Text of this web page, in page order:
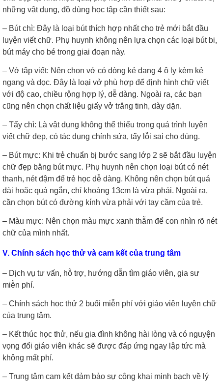
những vật dụng, đồ dùng học tập cần thiết sau:
– Bút chì: Đây là loại bút thích hợp nhất cho trẻ mới bắt đầu
luyện viết chữ. Phụ huynh không nên lựa chọn các loại bút bi,
bút máy cho bé trong giai đoạn này.
– Vở tập viết: Nên chọn vở có dòng kẻ dạng 4 ô ly kèm kẻ
ngang và dọc. Đây là loại vở phù hợp để định hình chữ viết
với độ cao, chiều rộng hợp lý, dễ dàng. Ngoài ra, các bạn
cũng nên chọn chất liệu giấy vở trắng tinh, dày dặn.
– Tẩy chì: Là vật dụng không thể thiếu trong quá trình luyện
viết chữ đẹp, có tác dụng chỉnh sửa, tẩy lỗi sai cho đúng.
– Bút mực: Khi trẻ chuẩn bị bước sang lớp 2 sẽ bắt đầu luyện
chữ đẹp bằng bút mực. Phụ huynh nên chọn loại bút có nét
thanh, nét đậm để trẻ học dễ dàng. Không nên chọn bút quá
dài hoặc quá ngắn, chỉ khoảng 13cm là vừa phải. Ngoài ra,
cần chọn bút có đường kính vừa phải với tay cầm của trẻ.
– Màu mực: Nên chọn màu mực xanh thẫm để con nhìn rõ nét
chữ của mình nhất.
V. Chính sách học thử và cam kết của trung tâm
– Dịch vụ tư vấn, hỗ trợ, hướng dẫn tìm giáo viên, gia sư
miễn phí.
– Chính sách học thử 2 buổi miễn phí với giáo viên luyện chữ
của trung tâm.
– Kết thúc học thử, nếu gia đình không hài lòng và có nguyện
vọng đổi giáo viên khác sẽ được đáp ứng ngay lập tức mà
không mất phí.
– Trung tâm cam kết đảm bảo sự công khai minh bạch về lý